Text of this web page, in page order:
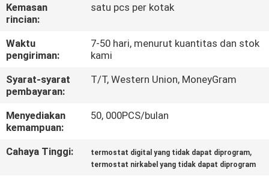
KONTROL
KUALITAS
HUBUNGI
PERMINTAAN
PENAWARAN
Kemasan
rincian:
satu pcs per kotak
Waktu
pengiriman:
7-50 hari, menurut kuantitas dan stok
kami
Syarat-syarat
pembayaran:
T/T, Western Union, MoneyGram
Menyediakan
kemampuan:
50, 000PCS/bulan
Cahaya Tinggi: termostat digital yang tidak dapat diprogram,
termostat nirkabel yang tidak dapat diprogram